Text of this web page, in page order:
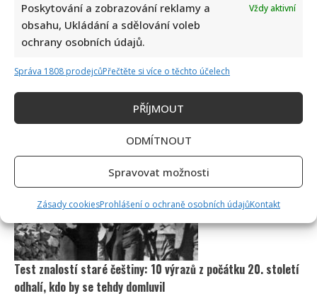
Poskytování a zobrazování reklamy a
obsahu, Ukládání a sdělování voleb
ochrany osobních údajů.
Vždy aktivní
Správa 1808 prodejcůPřečtěte si více o těchto účelech
PŘÍJMOUT
ODMÍTNOUT
Spravovat možnosti
Zásady cookiesProhlášení o ochraně osobních údajůKontakt
Stačila jedna fotka z dovolené, aby se na Babiše snesla další
kritika: Lidé spekulují, kde se koupe
Test znalostí staré češtiny: 10 výrazů z počátku 20. století
odhalí, kdo by se tehdy domluvil